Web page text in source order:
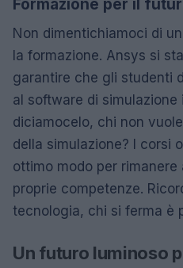
Formazione per il
Non dimentichiamoci di
la formazione. Ansys si
garantire che gli studenti
al software di
diciamocelo, chi non
della simulazione? I corsi
ottimo modo per
proprie competenze.
tecnologia, chi si ferma è
Un futuro luminoso